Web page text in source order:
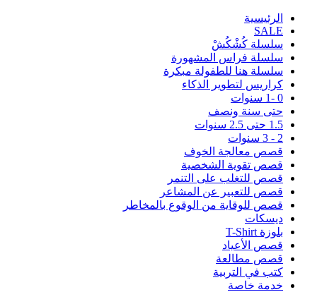
اﻟﺮﺋﻴﺴﻴﺔ
SALE
سلسلة كُشْكُشْ
سلسلة فراس المشهورة
سلسلة هنا للطفولة مبكرة
كراريس لتطوير الذكاء
0 -1 سنوات
حتى سنة ونصف
1.5 حتى 2.5 سنوات
2 - 3 سنوات
قصص معالجة الخوف
قصص تقوية الشخصية
قصص للتغلب على التنمر
قصص للتعبير عن المشاعر
قصص للوقاية من الوقوع بالمخاطر
ديسكات
بلوزة T-Shirt
قصص الأعياد
قصص مطالعة
كتب في التربية
خدمة خاصة